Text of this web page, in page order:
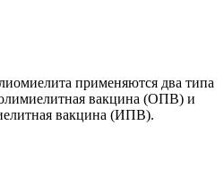
применяются два типа
вакцина (ОПВ) и
вакцина (ИПВ).